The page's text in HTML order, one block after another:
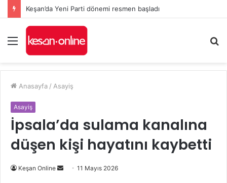
Keşan’da Yeni Parti dönemi resmen başladı
Menü
...
Anasayfa / Asayiş
Asayiş
İpsala’da sulama kanalına
düşen kişi hayatını kaybetti
Keşan Online
Bir
11 Mayıs 2026